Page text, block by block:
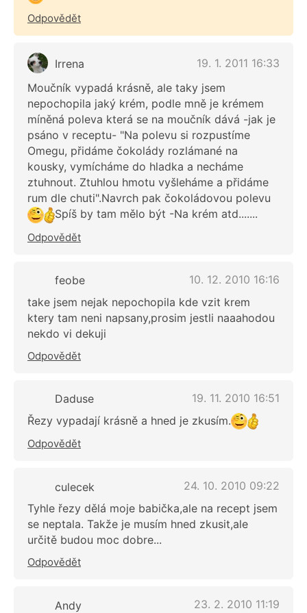
Odpovědět
Irrena
19. 1. 2011 16:33
Moučník vypadá krásně, ale taky jsem
nepochopila jaký krém, podle mně je krémem
míněná poleva která se na moučník dává -jak je
psáno v receptu- "Na polevu si rozpustíme
Omegu, přidáme čokolády rozlámané na
kousky, vymícháme do hladka a necháme
ztuhnout. Ztuhlou hmotu vyšleháme a přidáme
rum dle chuti".Navrch pak čokoládovou polevu
Spíš by tam mělo být -Na krém atd.......
Odpovědět
feobe
10. 12. 2010 16:16
take jsem nejak nepochopila kde vzit krem
ktery tam neni napsany,prosim jestli naaahodou
nekdo vi dekuji
Odpovědět
Daduse
19. 11. 2010 16:51
Řezy vypadají krásně a hned je zkusím.
Odpovědět
culecek
24. 10. 2010 09:22
Tyhle řezy dělá moje babička,ale na recept jsem
se neptala. Takže je musím hned zkusit,ale
určitě budou moc dobre...
Odpovědět
Andy
23. 2. 2010 11:19